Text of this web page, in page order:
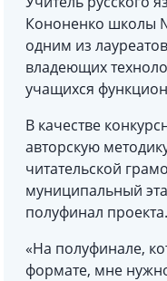
Кононенко школы
одним из
владеющих
учащихся
В качестве
авторскую
читательской
муниципальный
полуфинал проекта.
«На полуфинале,
формате, мне